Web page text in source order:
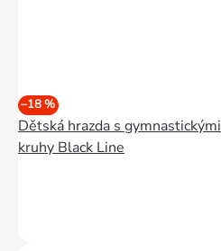
–18 %
Dětská hrazda s gymnastickými
kruhy Black Line